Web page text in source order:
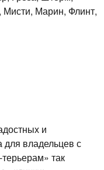
Марин, Флинт,
и
для владельцев с
так